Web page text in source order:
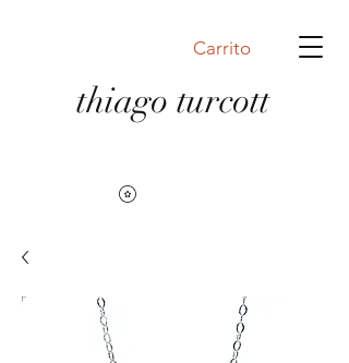
Carrito
thiago turcott